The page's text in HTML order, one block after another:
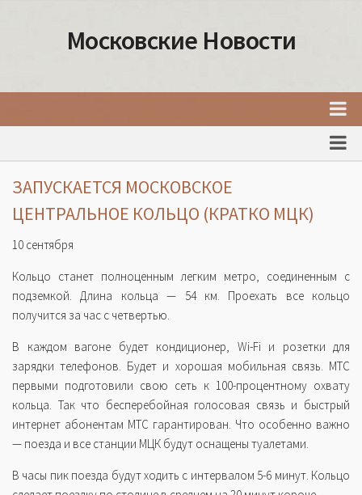
Московские Новости
Москва
Товары и услуги Москвы
ЗАПУСКАЕТСЯ МОСКОВСКОЕ
ЦЕНТРАЛЬНОЕ КОЛЬЦО (КРАТКО МЦК)
10 сентября
Кольцо станет полноценным легким метро, соединенным с
подземкой. Длина кольца — 54 км. Проехать все кольцо
получится за час с четвертью.
В каждом вагоне будет кондиционер, Wi-Fi и розетки для
зарядки телефонов. Будет и хорошая мобильная связь. МТС
первыми подготовили свою сеть к 100-процентному охвату
кольца. Так что бесперебойная голосовая связь и быстрый
интернет абонентам МТС гарантирован. Что особенно важно
— поезда и все станции МЦК будут оснащены туалетами.
В часы пик поезда будут ходить с интервалом 5-6 минут. Кольцо